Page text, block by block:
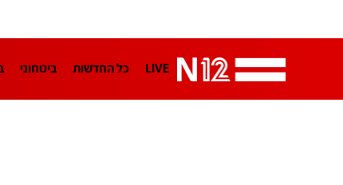
LIVE כל החדשות ביטחוני